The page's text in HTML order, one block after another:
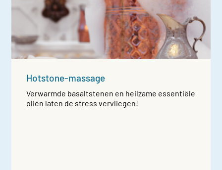
Hotstone-massage
Verwarmde basaltstenen en heilzame essentiële
oliën laten de stress vervliegen!